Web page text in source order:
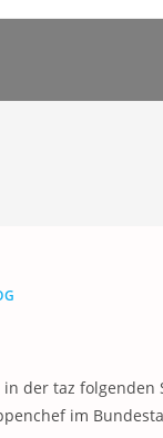
der taz
im